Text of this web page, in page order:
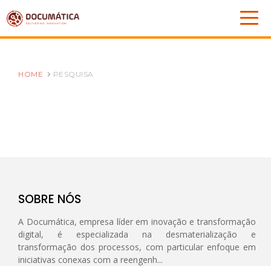
HOME PESQUISA
SOBRE NÓS
A Documática, empresa líder em inovação e transformação
digital, é especializada na desmaterialização e
transformação dos processos, com particular enfoque em
iniciativas conexas com a reengenh...